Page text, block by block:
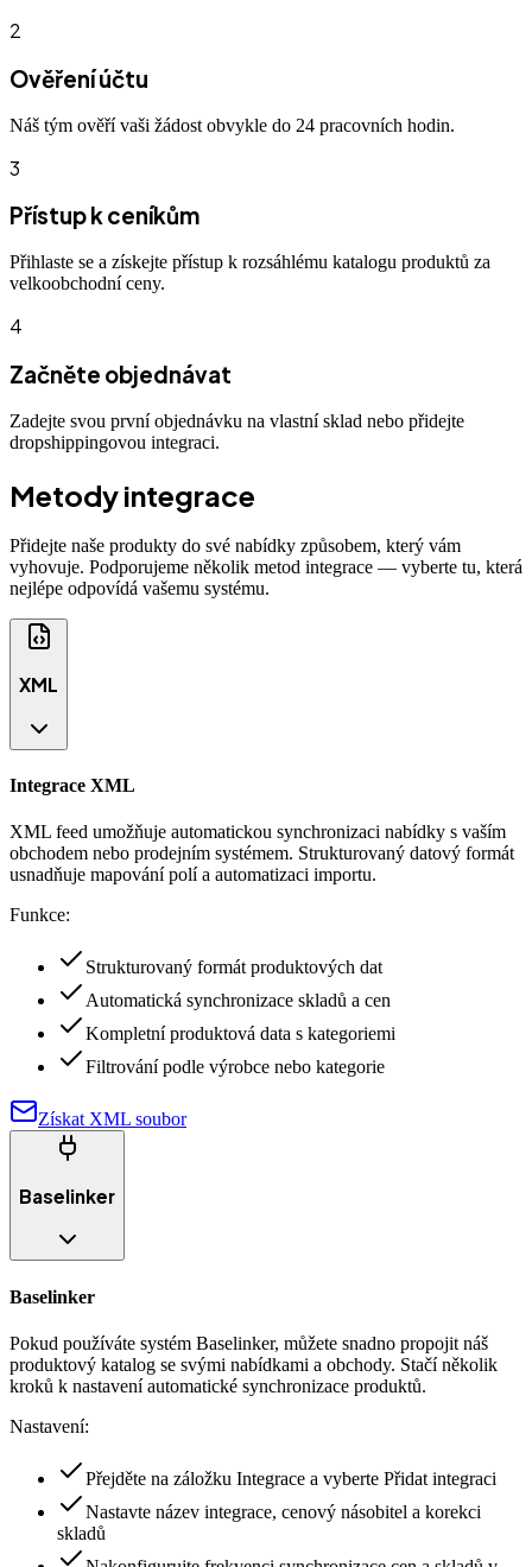
2
Ověření účtu
Náš tým ověří vaši žádost obvykle do 24 pracovních hodin.
3
Přístup k ceníkům
Přihlaste se a získejte přístup k rozsáhlému katalogu produktů za
velkoobchodní ceny.
4
Začněte objednávat
Zadejte svou první objednávku na vlastní sklad nebo přidejte
dropshippingovou integraci.
Metody integrace
Přidejte naše produkty do své nabídky způsobem, který vám
vyhovuje. Podporujeme několik metod integrace — vyberte tu, která
nejlépe odpovídá vašemu systému.
XML
Integrace XML
XML feed umožňuje automatickou synchronizaci nabídky s vaším
obchodem nebo prodejním systémem. Strukturovaný datový formát
usnadňuje mapování polí a automatizaci importu.
Funkce:
Strukturovaný formát produktových dat
Automatická synchronizace skladů a cen
Kompletní produktová data s kategoriemi
Filtrování podle výrobce nebo kategorie
Získat XML soubor
Baselinker
Baselinker
Pokud používáte systém Baselinker, můžete snadno propojit náš
produktový katalog se svými nabídkami a obchody. Stačí několik
kroků k nastavení automatické synchronizace produktů.
Nastavení:
Přejděte na záložku Integrace a vyberte Přidat integraci
Nastavte název integrace, cenový násobitel a korekci
skladů